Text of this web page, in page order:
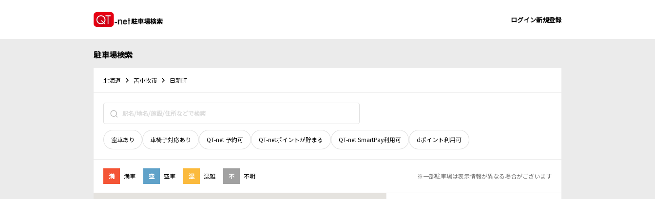
駐車場検索 ログイン新規登録
駐車場検索
北海道 苫小牧市 日新町
空車あり 車椅子対応あり QT-net 予約可 QT-netポイントが貯まる QT-net SmartPay利用可 dポイント利用可
満 満車 空 空車 混 混雑 不 不明 ※一部駐車場は表示情報が異なる場合がございます